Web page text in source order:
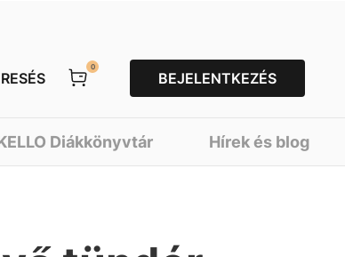
0
BEJELENTKEZÉS
Diákkönyvtár Hírek és blog